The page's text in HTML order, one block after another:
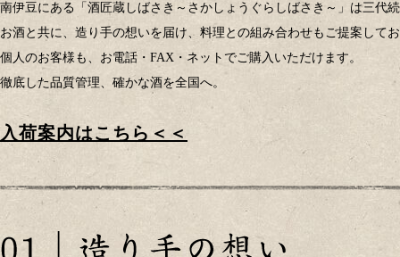
南伊豆にある「酒匠蔵しばさき～さかしょうぐらしばさき～」は三代
お酒と共に、造り手の想いを届け、料理との組み合わせもご提案して
個人のお客様も、お電話・FAX・ネットでご購入いただけます。
徹底した品質管理、確かな酒を全国へ。
入荷案内はこちら＜＜